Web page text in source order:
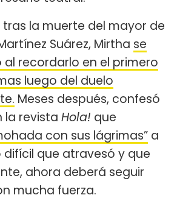
tras la muerte del mayor de
Suárez, Mirtha se
al recordarlo en el primero
luego del duelo
Meses después, confesó
la revista Hola! que
con sus lágrimas” a
difícil que atravesó y que
ahora deberá seguir
mucha fuerza.